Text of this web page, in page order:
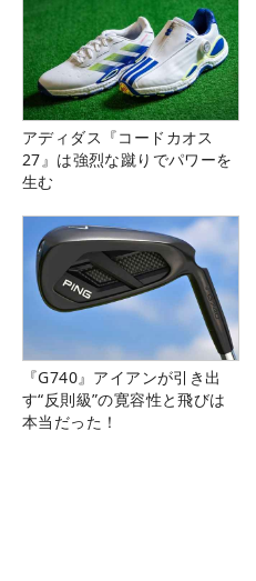
アディダス『コードカオス
27』は強烈な蹴りでパワーを
生む
『G740』アイアンが引き出
す“反則級”の寛容性と飛びは
本当だった！